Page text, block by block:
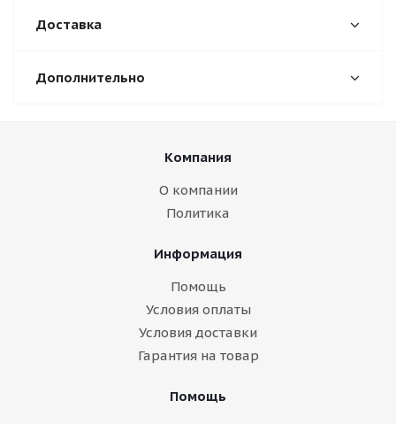
Доставка
Дополнительно
Компания
О компании
Политика
Информация
Помощь
Условия оплаты
Условия доставки
Гарантия на товар
Помощь